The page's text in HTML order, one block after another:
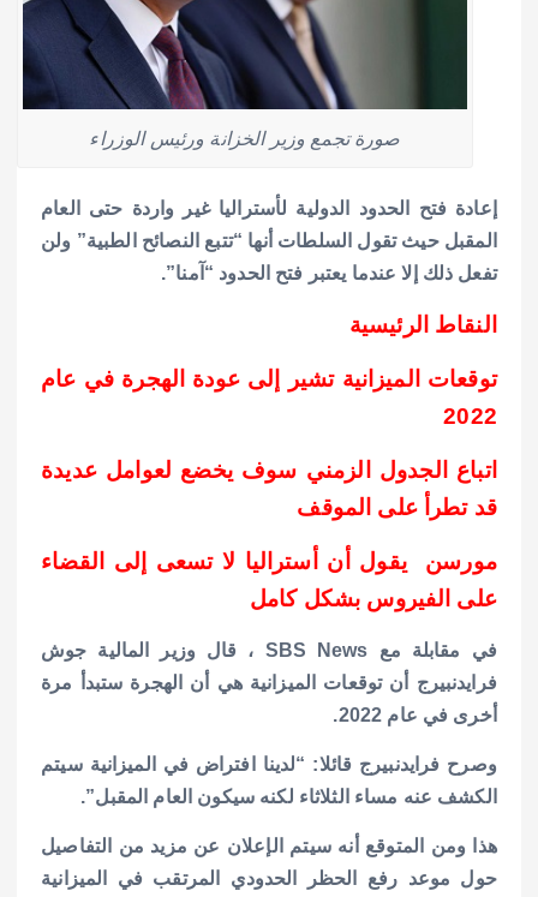
صورة تجمع وزير الخزانة ورئيس الوزراء
إعادة فتح الحدود الدولية لأستراليا غير واردة حتى العام
المقبل حيث تقول السلطات أنها “تتبع النصائح الطبية” ولن
تفعل ذلك إلا عندما يعتبر فتح الحدود “آمنا”.
النقاط الرئيسية
توقعات الميزانية تشير إلى عودة الهجرة في عام
2022
اتباع الجدول الزمني سوف يخضع لعوامل عديدة
قد تطرأ على الموقف
مورسن يقول أن أستراليا لا تسعى إلى القضاء
على الفيروس بشكل كامل
في مقابلة مع SBS News ، قال وزير المالية جوش
فرايدنبيرج أن توقعات الميزانية هي أن الهجرة ستبدأ مرة
أخرى في عام 2022.
وصرح فرايدنبيرج قائلا: “لدينا افتراض في الميزانية سيتم
الكشف عنه مساء الثلاثاء لكنه سيكون العام المقبل”.
هذا ومن المتوقع أنه سيتم الإعلان عن مزيد من التفاصيل
حول موعد رفع الحظر الحدودي المرتقب في الميزانية